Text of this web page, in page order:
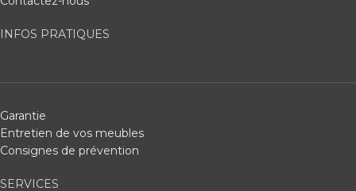
INFOS PRATIQUES
Garantie
Entretien de vos meubles
Consignes de prévention
SERVICES